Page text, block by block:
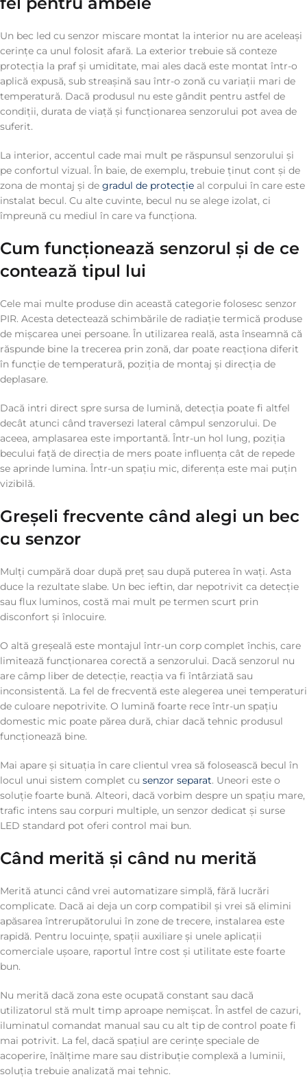
Un bec led cu senzor miscare montat la interior nu are aceleași
cerințe ca unul folosit afară. La exterior trebuie să conteze
protecția la praf și umiditate, mai ales dacă este montat într-o
aplică expusă, sub streașină sau într-o zonă cu variații mari de
temperatură. Dacă produsul nu este gândit pentru astfel de
condiții, durata de viață și funcționarea senzorului pot avea de
suferit.
La interior, accentul cade mai mult pe răspunsul senzorului și
pe confortul vizual. În baie, de exemplu, trebuie ținut cont și de
zona de montaj și de gradul de protecție al corpului în care este
instalat becul. Cu alte cuvinte, becul nu se alege izolat, ci
împreună cu mediul în care va funcționa.
Cum funcționează senzorul și de ce
contează tipul lui
Cele mai multe produse din această categorie folosesc senzor
PIR. Acesta detectează schimbările de radiație termică produse
de mișcarea unei persoane. În utilizarea reală, asta înseamnă că
răspunde bine la trecerea prin zonă, dar poate reacționa diferit
în funcție de temperatură, poziția de montaj și direcția de
deplasare.
Dacă intri direct spre sursa de lumină, detecția poate fi altfel
decât atunci când traversezi lateral câmpul senzorului. De
aceea, amplasarea este importantă. Într-un hol lung, poziția
becului față de direcția de mers poate influența cât de repede
se aprinde lumina. Într-un spațiu mic, diferența este mai puțin
vizibilă.
Greșeli frecvente când alegi un bec
cu senzor
Mulți cumpără doar după preț sau după puterea în wați. Asta
duce la rezultate slabe. Un bec ieftin, dar nepotrivit ca detecție
sau flux luminos, costă mai mult pe termen scurt prin
disconfort și înlocuire.
O altă greșeală este montajul într-un corp complet închis, care
limitează funcționarea corectă a senzorului. Dacă senzorul nu
are câmp liber de detecție, reacția va fi întârziată sau
inconsistentă. La fel de frecventă este alegerea unei temperaturi
de culoare nepotrivite. O lumină foarte rece într-un spațiu
domestic mic poate părea dură, chiar dacă tehnic produsul
funcționează bine.
Mai apare și situația în care clientul vrea să folosească becul în
locul unui sistem complet cu senzor separat. Uneori este o
soluție foarte bună. Alteori, dacă vorbim despre un spațiu mare,
trafic intens sau corpuri multiple, un senzor dedicat și surse
LED standard pot oferi control mai bun.
Când merită și când nu merită
Merită atunci când vrei automatizare simplă, fără lucrări
complicate. Dacă ai deja un corp compatibil și vrei să elimini
apăsarea întrerupătorului în zone de trecere, instalarea este
rapidă. Pentru locuințe, spații auxiliare și unele aplicații
comerciale ușoare, raportul între cost și utilitate este foarte
bun.
Nu merită dacă zona este ocupată constant sau dacă
utilizatorul stă mult timp aproape nemișcat. În astfel de cazuri,
iluminatul comandat manual sau cu alt tip de control poate fi
mai potrivit. La fel, dacă spațiul are cerințe speciale de
acoperire, înălțime mare sau distribuție complexă a luminii,
soluția trebuie analizată mai tehnic.